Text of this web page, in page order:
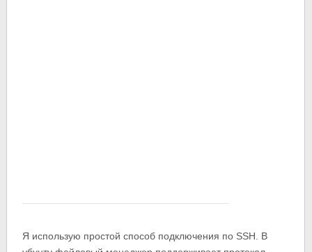
Я использую простой способ подключения по SSH. В